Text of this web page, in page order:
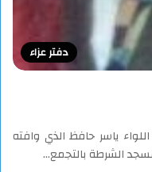
دفتر عزاء
ياسر حافظ الذي وافته
الشرطة بالتجمع…